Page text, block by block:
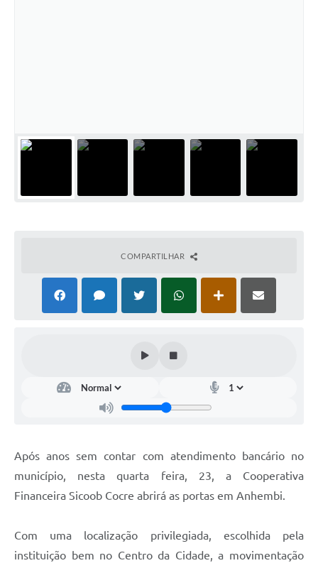
COMPARTILHAR
Após anos sem contar com atendimento bancário no
município, nesta quarta feira, 23, a Cooperativa
Financeira Sicoob Cocre abrirá as portas em Anhembi.
Com uma localização privilegiada, escolhida pela
instituição bem no Centro da Cidade, a movimentação